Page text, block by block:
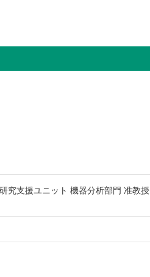
究支援ユニット 機器分析部門 准教授